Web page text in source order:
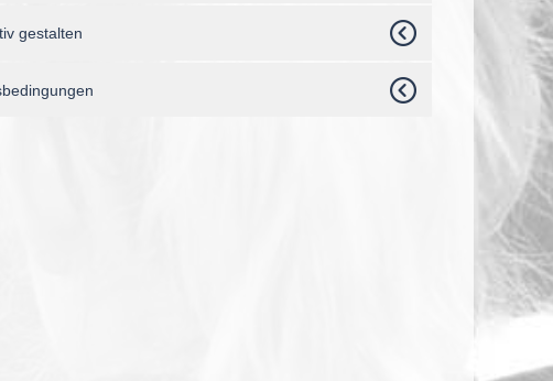
gestalten